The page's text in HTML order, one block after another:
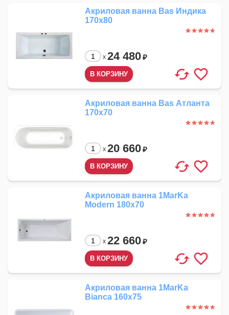
Акриловая ванна Bas Индика
170x80
x 24 480₽
Акриловая ванна Bas Атланта
170x70
x 20 660₽
Акриловая ванна 1MarKa
Modern 180x70
x 22 660₽
Акриловая ванна 1MarKa
Bianca 160x75